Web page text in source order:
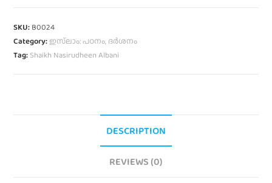
SKU: B0024
Category:ഇസ്‌ലാം: പഠനം, ദർശനം
Tag: Shaikh Nasirudheen Albani
DESCRIPTION
REVIEWS (0)